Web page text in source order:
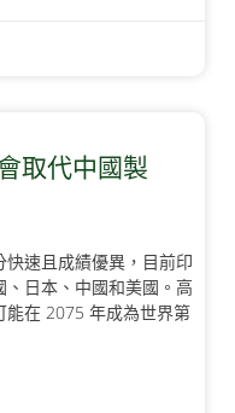
取代中國製
速且成績優異，目前印
日本、中國和美國。高
能在 2075 年成為世界第